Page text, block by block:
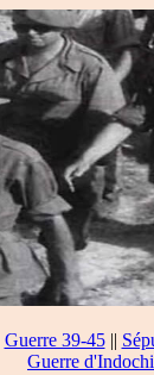
Guerre 39-45||
Guerre